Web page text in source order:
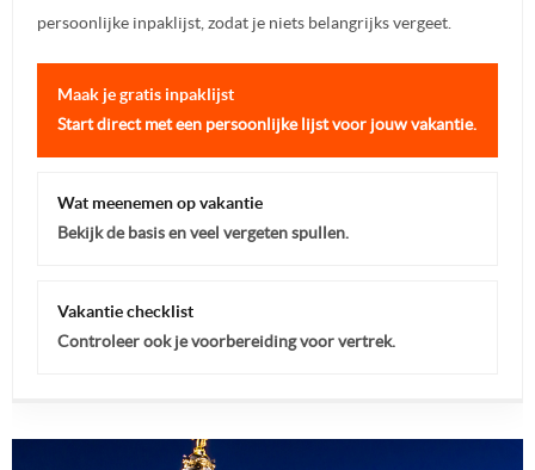
persoonlijke inpaklijst, zodat je niets belangrijks vergeet.
Maak je gratis inpaklijst
Start direct met een persoonlijke lijst voor jouw vakantie.
Wat meenemen op vakantie
Bekijk de basis en veel vergeten spullen.
Vakantie checklist
Controleer ook je voorbereiding voor vertrek.